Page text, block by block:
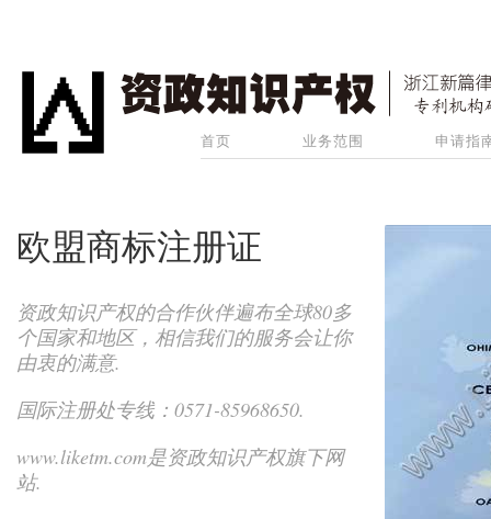
首页 业务范围 申请指
欧盟商标注册证
资政知识产权的合作伙伴遍布全球80多
个国家和地区，相信我们的服务会让你
由衷的满意.
国际注册处专线：0571-85968650.
www.liketm.com是资政知识产权旗下网
站.